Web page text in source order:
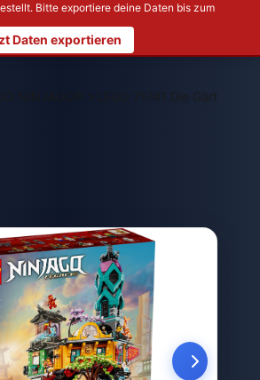
Bitte exportiere deine Daten bis zum
Daten exportieren
LEGO 71741 Die Gärten